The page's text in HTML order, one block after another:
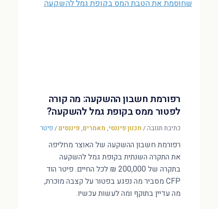
רפורמת חשבון ההשקעה: מה קורה
לפטור ממס בקופת גמל להשקעה?
כתיבת תגובה/ תכנון פיננסי, מאמרים, פיננסים / פיטר
רפורמת חשבון ההשקעה של האוצר מחליפה
את התקרה השנתית בקופת גמל להשקעה
בתקרה של 200,000 ₪ לכל החיים. פיטר הוד
CFP מסביר מה נפגע בפטור על קצבה מוכרת,
מה עדיין בתוקף ומה לעשות עכשיו.